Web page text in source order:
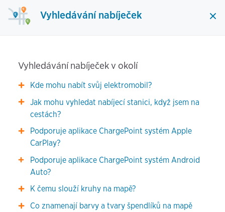
Vyhledávání nabíječek
Vyhledávání nabíječek v okolí
Kde mohu nabít svůj elektromobil?
Jak mohu vyhledat nabíjecí stanici, když jsem na
cestách?
Podporuje aplikace ChargePoint systém Apple
CarPlay?
Podporuje aplikace ChargePoint systém Android
Auto?
K čemu slouží kruhy na mapě?
Co znamenají barvy a tvary špendlíků na mapě